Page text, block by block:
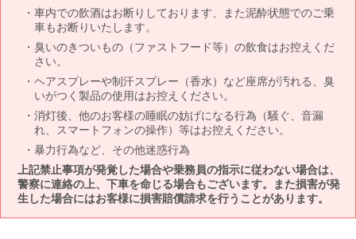
車内での飲酒はお断りしております、また泥酔状態でのご乗
車もお断りいたします。
臭いのきついもの（ファストフード等）の飲食はお控えくだ
さい。
ヘアスプレーや制汗スプレー（香水）など座席が汚れる、臭
いがつく製品の使用はお控えください。
消灯後、他のお客様の睡眠の妨げになる行為（騒ぐ、音漏
れ、スマートフォンの操作）等はお控えください。
暴力行為など、その他迷惑行為
上記禁止事項が発覚した場合や乗務員の指示に従わない場合は、
警察に連絡の上、下車を命じる場合もございます。また損害が発
生した場合にはお客様に損害賠償請求を行うことがあります。